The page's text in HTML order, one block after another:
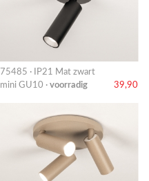
75485 · IP21 Mat zwart
mini GU10 · voorradig 39,90